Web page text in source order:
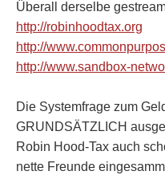
Überall derselbe
http://robinhoodtax.org
http://
http://www.sandbox-
Die Systemfrage zum
GRUNDSÄTZLICH
Robin Hood-Tax auch
nette Freunde